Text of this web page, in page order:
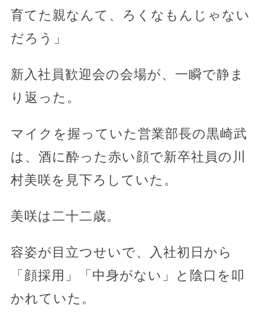
育てた親なんて、ろくなもんじゃない
だろう」
新入社員歓迎会の会場が、一瞬で静ま
り返った。
マイクを握っていた営業部長の黒崎武
は、酒に酔った赤い顔で新卒社員の川
村美咲を見下ろしていた。
美咲は二十二歳。
容姿が目立つせいで、入社初日から
「顔採用」「中身がない」と陰口を叩
かれていた。